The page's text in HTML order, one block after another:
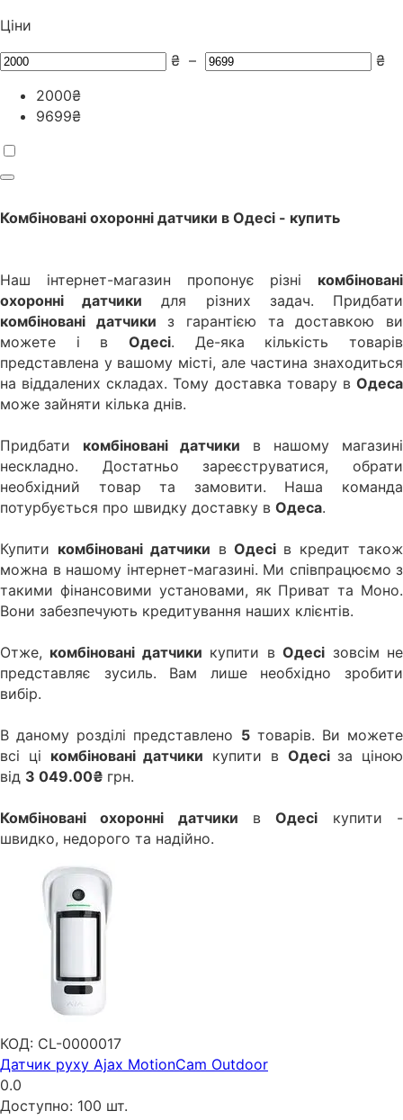
Ціни
₴ –
₴
2000₴
9699₴
Комбіновані охоронні датчики в Одесі - купить
Наш інтернет-магазин пропонує різні комбіновані
охоронні датчики для різних задач. Придбати
комбіновані датчики з гарантією та доставкою ви
можете і в Одесі. Де-яка кількість товарів
представлена у вашому місті, але частина знаходиться
на віддалених складах. Тому доставка товару в Одеса
може зайняти кілька днів.
Придбати комбіновані датчики в нашому магазині
нескладно. Достатньо зареєструватися, обрати
необхідний товар та замовити. Наша команда
потурбується про швидку доставку в Одеса.
Купити комбіновані датчики вОдесі в кредит також
можна в нашому інтернет-магазині. Ми співпрацюємо з
такими фінансовими установами, як Приват та Моно.
Вони забезпечують кредитування наших клієнтів.
Отже, комбіновані датчики купити вОдесі зовсім не
представляє зусиль. Вам лише необхідно зробити
вибір.
В даному розділі представлено 5товарів. Ви можете
всі ці комбіновані датчики купити в Одесіза ціною
від 3 049.00₴ грн.
Комбіновані охоронні датчики вОдесі купити -
швидко, недорого та надійно.
КОД: CL-0000017
Датчик руху Ajax MotionCam Outdoor
0.0
Доступно: 100 шт.